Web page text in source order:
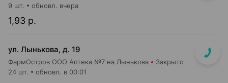
1,93 р.
9 шт. обновл. вчера
ул. Лынькова, д. 19
ФармОстров ООО Аптека №7 на Лынькова Закрыто
24 шт. обновл. в 00:01